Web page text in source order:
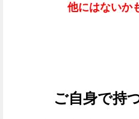
他にはないか
ご自身で持